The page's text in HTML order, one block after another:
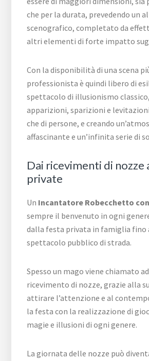
che per la durata, prevedendo un
scenografico, completato da
altri elementi di forte impatto
Con la disponibilità di una scena
professionista è quindi libero di
spettacolo di illusionismo
apparizioni, sparizioni e
che di persone, e creando
affascinante e un’infinita serie di
Dai ricevimenti di nozze
private
Un Incantatore Robecchetto
sempre il benvenuto in ogni
dalla festa privata in famiglia fino
spettacolo pubblico di strada.
Spesso un mago viene chiamato
ricevimento di nozze, grazie alla
attirare l’attenzione e al
la festa con la realizzazione di
magie e illusioni di ogni genere.
La giornata delle nozze può